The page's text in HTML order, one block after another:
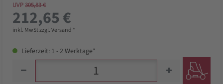
UVP305,83 €
212,65 €
inkl. MwSt zzgl. Versand *
Lieferzeit: 1 - 2 Werktage*